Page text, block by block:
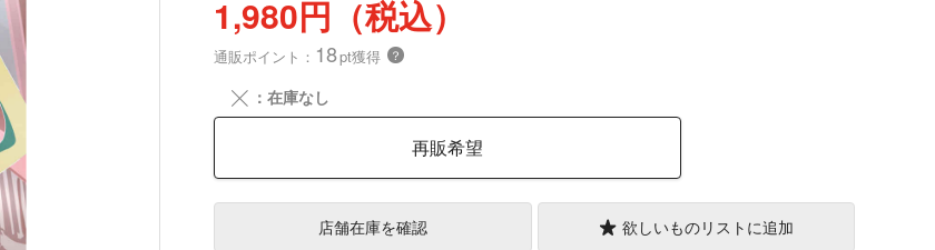
1,980円（税込）
通販ポイント： 18pt獲得 ？
╳ ：在庫なし
再販希望
店舗在庫を確認 欲しいものリストに追加